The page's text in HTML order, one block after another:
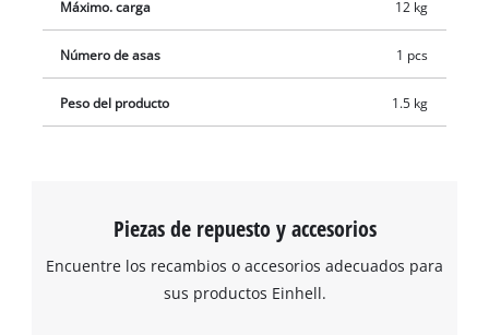
Máximo. carga 12 kg
Número de asas 1 pcs
Peso del producto 1.5 kg
Piezas de repuesto y accesorios
Encuentre los recambios o accesorios adecuados para
sus productos Einhell.